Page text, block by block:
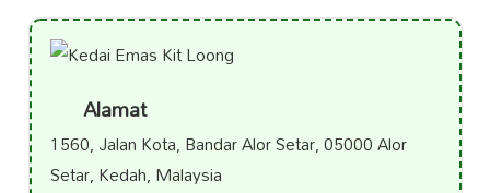
Alamat
1560, Jalan Kota, Bandar Alor Setar, 05000 Alor
Setar, Kedah, Malaysia